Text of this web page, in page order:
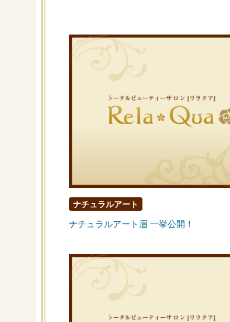
ナチュラルアート
ナチュラルアート眉 一挙公開！